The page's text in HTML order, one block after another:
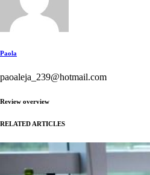
Paola
paoaleja_239@hotmail.com
Review overview
RELATED ARTICLES